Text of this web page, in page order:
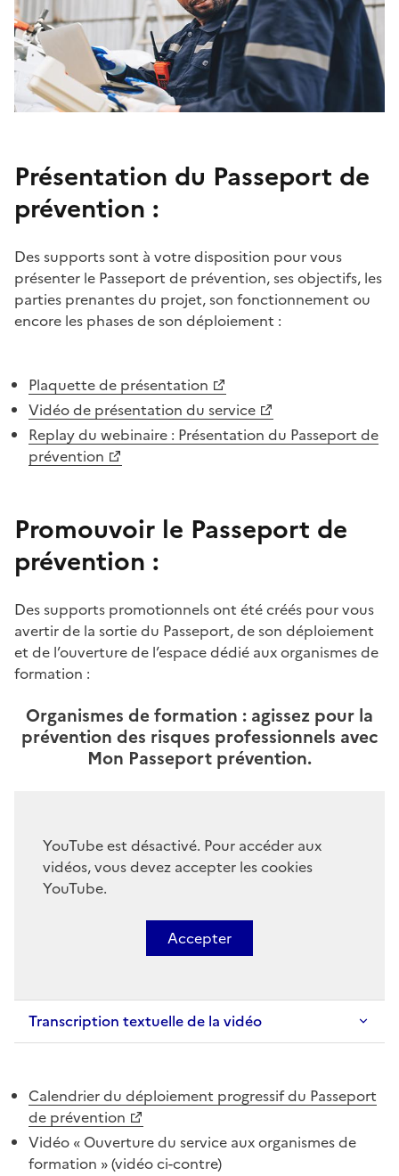
Texte
Présentation du Passeport de
prévention :
Texte
Des supports sont à votre disposition pour vous
présenter le Passeport de prévention, ses objectifs, les
parties prenantes du projet, son fonctionnement ou
encore les phases de son déploiement :
Texte
Plaquette de présentation
Vidéo de présentation du service
Replay du webinaire : Présentation du Passeport de
prévention
Texte
Promouvoir le Passeport de
prévention :
Des supports promotionnels ont été créés pour vous
avertir de la sortie du Passeport, de son déploiement
et de l’ouverture de l’espace dédié aux organismes de
formation :
Texte
Calendrier du déploiement progressif du Passeport
de prévention
Vidéo « Ouverture du service aux organismes de
formation » (vidéo ci-contre)
Video
Organismes de formation : agissez pour la
prévention des risques professionnels avec
Mon Passeport prévention.
YouTube est désactivé. Pour accéder aux
vidéos, vous devez accepter les cookies
YouTube.
Accepter
Transcription textuelle de la vidéo